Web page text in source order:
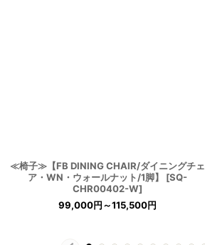
≪椅子≫【FB DINING CHAIR/ダイニングチェ
ア・WN・ウォールナット/1脚】
[SQ-
CHR00402-W]
99,000円～115,500円